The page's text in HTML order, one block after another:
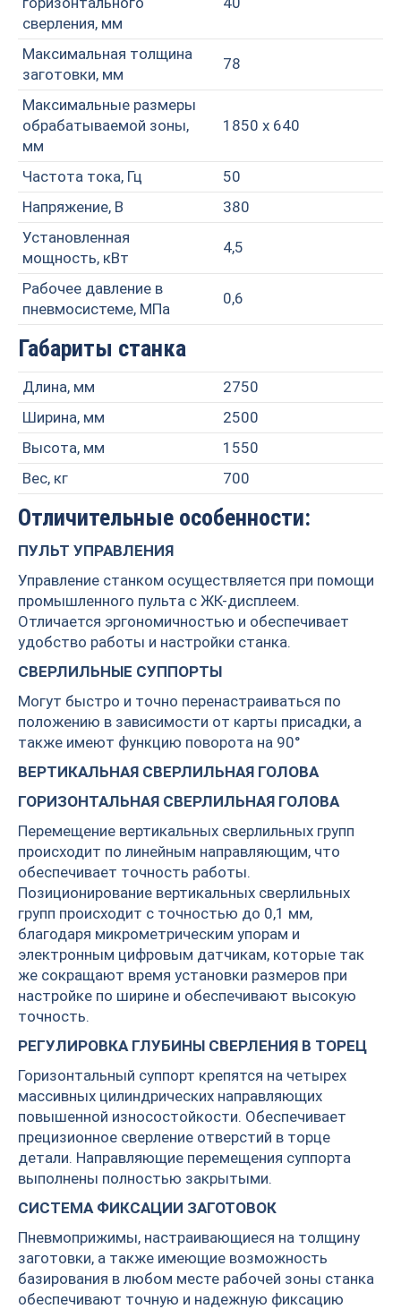
сверления, мм
Максимальная толщина
заготовки, мм
78
Максимальные размеры
обрабатываемой зоны,
мм
1850 x 640
Частота тока, Гц
50
Напряжение, В
380
Установленная
мощность, кВт
4,5
Рабочее давление в
пневмосистеме, МПа
0,6
Габариты станка
Длина, мм
2750
Ширина, мм
2500
Высота, мм
1550
Вес, кг
700
Отличительные особенности:
ПУЛЬТ УПРАВЛЕНИЯ
Управление станком осуществляется при помощи
промышленного пульта с ЖК-дисплеем.
Отличается эргономичностью и обеспечивает
удобство работы и настройки станка.
СВЕРЛИЛЬНЫЕ СУППОРТЫ
Могут быстро и точно перенастраиваться по
положению в зависимости от карты присадки, а
также имеют функцию поворота на 90°
ВЕРТИКАЛЬНАЯ СВЕРЛИЛЬНАЯ ГОЛОВА
ГОРИЗОНТАЛЬНАЯ СВЕРЛИЛЬНАЯ ГОЛОВА
Перемещение вертикальных сверлильных групп
происходит по линейным направляющим, что
обеспечивает точность работы.
Позиционирование вертикальных сверлильных
групп происходит с точностью до 0,1 мм,
благодаря микрометрическим упорам и
электронным цифровым датчикам, которые так
же сокращают время установки размеров при
настройке по ширине и обеспечивают высокую
точность.
РЕГУЛИРОВКА ГЛУБИНЫ СВЕРЛЕНИЯ В ТОРЕЦ
Горизонтальный суппорт крепятся на четырех
массивных цилиндрических направляющих
повышенной износостойкости. Обеспечивает
прецизионное сверление отверстий в торце
детали. Направляющие перемещения суппорта
выполнены полностью закрытыми.
СИСТЕМА ФИКСАЦИИ ЗАГОТОВОК
Пневмоприжимы, настраивающиеся на толщину
заготовки, а также имеющие возможность
базирования в любом месте рабочей зоны станка
обеспечивают точную и надежную фиксацию